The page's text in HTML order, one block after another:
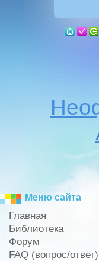
Меню сайта
Главная
Библиотека
Форум
FAQ (вопрос/ответ)